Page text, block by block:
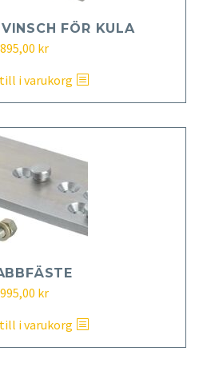
FÖR KULA
895,00 kr
i varukorg
995,00 kr
i varukorg